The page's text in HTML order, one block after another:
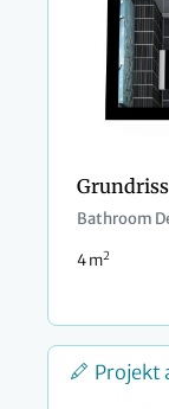
Bathroom
4 m2
Projekt